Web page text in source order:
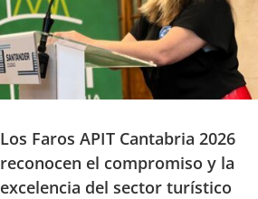
Los Faros APIT Cantabria 2026
reconocen el compromiso y la
excelencia del sector turístico